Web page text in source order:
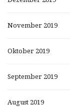
November 2019
Oktober 2019
September 2019
August 2019